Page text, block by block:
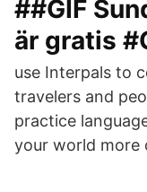
##GIF
är gratis
use Interpals to
travelers and
practice
your world more